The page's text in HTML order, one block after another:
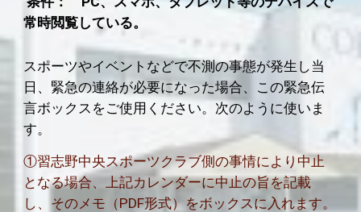
常時閲覧している。
スポーツやイベントなどで不測の事態が発生し当
日、緊急の連絡が必要になった場合、この緊急伝
言ボックスをご使用ください。次のように使いま
す。
①習志野中央スポーツクラブ側の事情により中止
となる場合、上記カレンダーに中止の旨を記載
し、そのメモ（PDF形式）をボックスに入れます。